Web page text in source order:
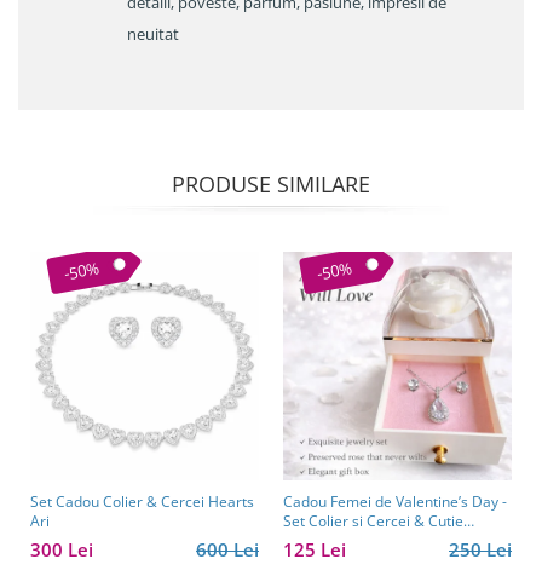
neuitat
PRODUSE SIMILARE
-50%
Set Cadou Colier & Cercei Hearts
Ari
600 Lei
300 Lei
-50%
Cadou Femei de Valentine’s Day -
Set Colier si Cercei & Cutie
Trandafir Borealy
250 Lei
125 Lei